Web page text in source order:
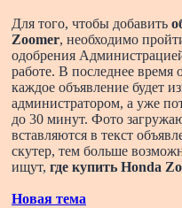
Для того, чтобы добавить
Zoomer, необходимо
одобрения
работе. В последнее время
каждое объявление будет
администратором, а уже
до 30 минут. Фото
вставляются в текст
скутер, тем больше
ищут, где купить Honda
Новая тема